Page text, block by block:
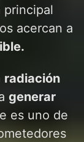
principal
acercan a
radiación
generar
es uno de